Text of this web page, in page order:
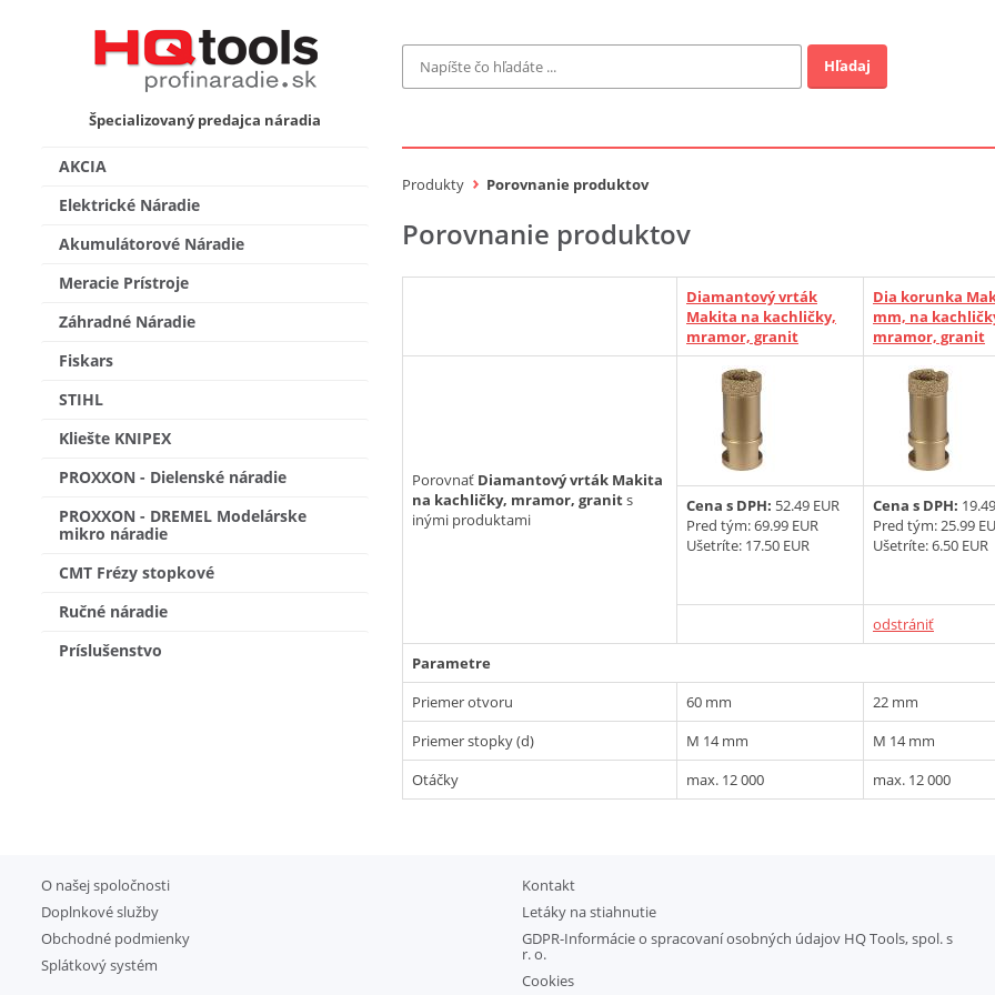
Špecializovaný predajca náradia
Bosch Profi
Gardena
Proxxon Industrial
KNIPEX
Cena do
novinka v ponuke
Hľadaj
AKCIA
Elektrické Náradie
Akumulátorové Náradie
Meracie Prístroje
Záhradné Náradie
Fiskars
STIHL
Kliešte KNIPEX
PROXXON - Dielenské náradie
PROXXON - DREMEL Modelárske
mikro náradie
CMT Frézy stopkové
Ručné náradie
Príslušenstvo
Produkty Porovnanie produktov
Porovnanie produktov
Diamantový vrták
Makita na kachličky,
mramor, granit
Dia korunka
mm, na
mramor, granit
Porovnať Diamantový vrták Makita
na kachličky, mramor, granits
inými produktami
Cena s DPH: 52.49 EUR
Pred tým:69.99 EUR
Ušetríte: 17.50 EUR
Cena s DPH:
Pred tým:25.99
Ušetríte: 6.50 EUR
odstrániť
Parametre
Priemer otvoru
60 mm 22 mm
Priemer stopky (d)
M 14 mm M 14 mm
Otáčky
max. 12 000 max. 12 000
O našej spoločnosti
Doplnkové služby
Obchodné podmienky
Splátkový systém
Kontakt
Letáky na stiahnutie
GDPR-Informácie o spracovaní osobných údajov HQ Tools, spol. s
r. o.
Cookies